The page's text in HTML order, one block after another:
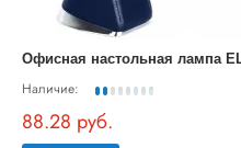
Наличие:
88.28 руб.